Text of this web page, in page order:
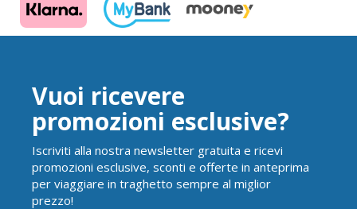
Vuoi ricevere
promozioni esclusive?
Iscriviti alla nostra newsletter gratuita e ricevi
promozioni esclusive, sconti e offerte in anteprima
per viaggiare in traghetto sempre al miglior
prezzo!